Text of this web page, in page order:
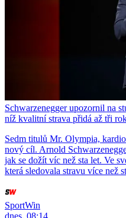
Schwarzenegger upozornil na
níž kvalitní strava přidá až tři
Sedm titulů Mr. Olympia,
nový cíl. Arnold
jak se dožít víc než sta let. Ve
která sledovala stravu více než
SportWin
dnes, 08:14